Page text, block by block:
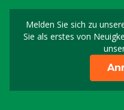
Melden Sie sich zu
Sie als erstes von